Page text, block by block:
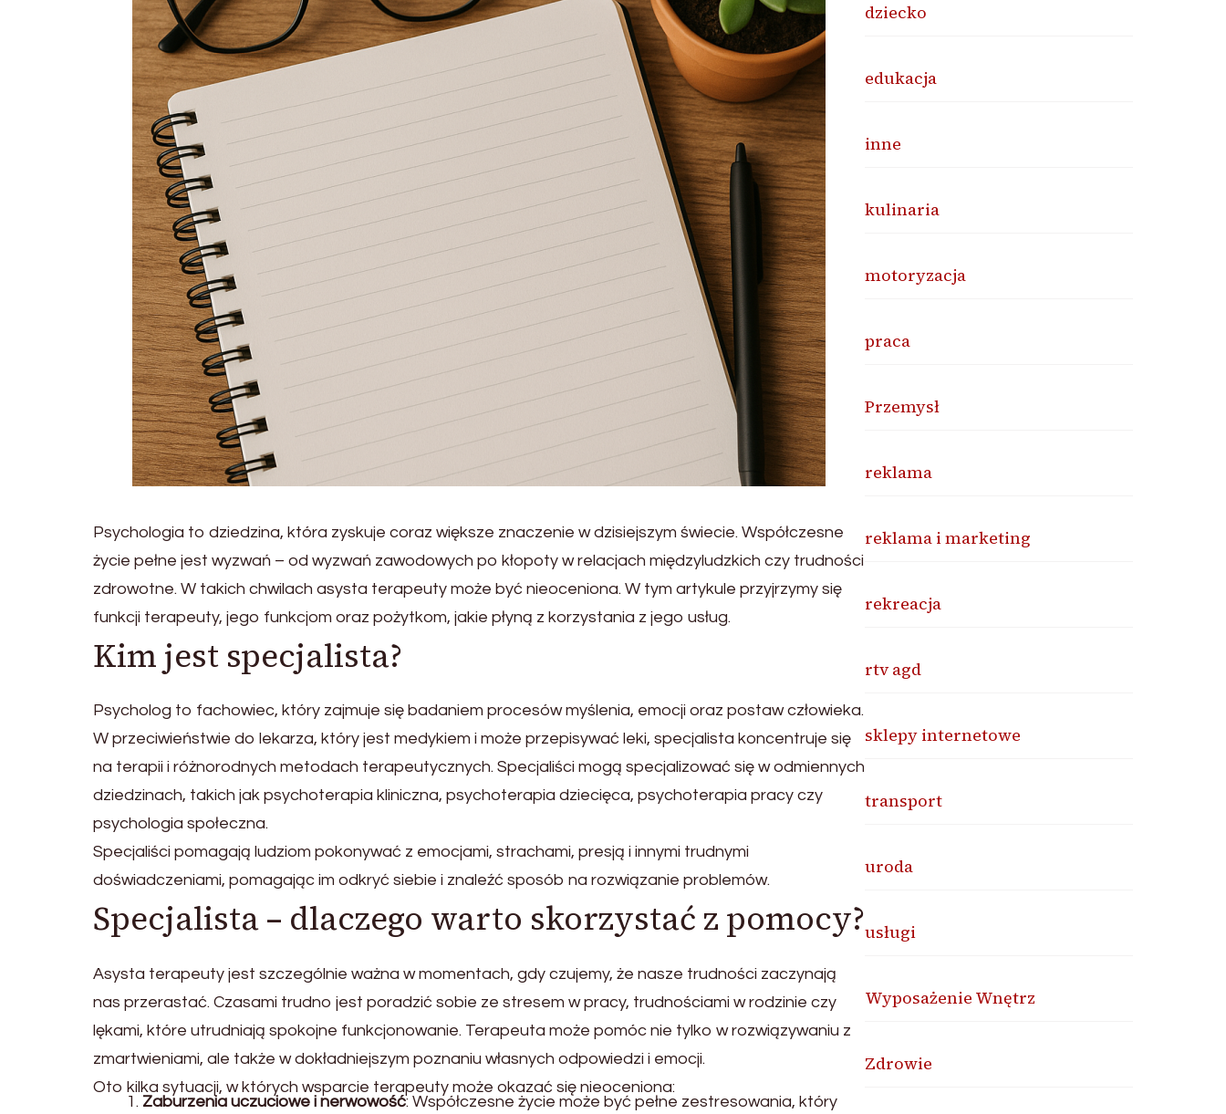
Psychologia to dziedzina, która zyskuje coraz większe znaczenie w dzisiejszym świecie. Współczesne
życie pełne jest wyzwań – od wyzwań zawodowych po kłopoty w relacjach międzyludzkich czy trudności
zdrowotne. W takich chwilach asysta terapeuty może być nieoceniona. W tym artykule przyjrzymy się
funkcji terapeuty, jego funkcjom oraz pożytkom, jakie płyną z korzystania z jego usług.
Kim jest specjalista?
Psycholog to fachowiec, który zajmuje się badaniem procesów myślenia, emocji oraz postaw człowieka.
W przeciwieństwie do lekarza, który jest medykiem i może przepisywać leki, specjalista koncentruje się
na terapii i różnorodnych metodach terapeutycznych. Specjaliści mogą specjalizować się w odmiennych
dziedzinach, takich jak psychoterapia kliniczna, psychoterapia dziecięca, psychoterapia pracy czy
psychologia społeczna.
Specjaliści pomagają ludziom pokonywać z emocjami, strachami, presją i innymi trudnymi
doświadczeniami, pomagając im odkryć siebie i znaleźć sposób na rozwiązanie problemów.
Specjalista – dlaczego warto skorzystać z pomocy?
Asysta terapeuty jest szczególnie ważna w momentach, gdy czujemy, że nasze trudności zaczynają
nas przerastać. Czasami trudno jest poradzić sobie ze stresem w pracy, trudnościami w rodzinie czy
lękami, które utrudniają spokojne funkcjonowanie. Terapeuta może pomóc nie tylko w rozwiązywaniu z
zmartwieniami, ale także w dokładniejszym poznaniu własnych odpowiedzi i emocji.
Oto kilka sytuacji, w których wsparcie terapeuty może okazać się nieoceniona:
Zaburzenia uczuciowe i nerwowość: Współczesne życie może być pełne zestresowania, który
dziecko
edukacja
inne
kulinaria
motoryzacja
praca
Przemysł
reklama
reklama i marketing
rekreacja
rtv agd
sklepy internetowe
transport
uroda
usługi
Wyposażenie Wnętrz
Zdrowie